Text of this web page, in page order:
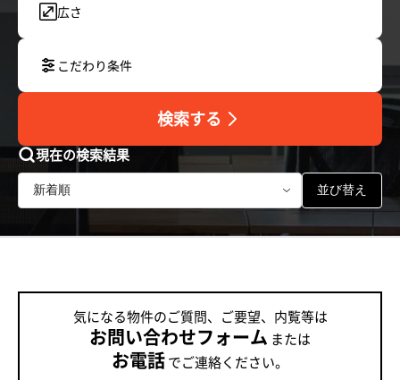
広さ
こだわり条件
検索する
現在の検索結果
並び替え
気になる物件のご質問、ご要望、内覧等は
お問い合わせフォーム または
お電話でご連絡ください。